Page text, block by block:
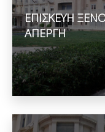
ΕΠΙΣΚΕΥΗ
ΑΠΕΡΓΗ